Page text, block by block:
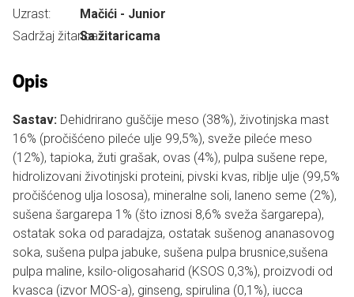
Uzrast:
Mačići - Junior
Sadržaj žitarica:Sa žitaricama
Opis
Sastav: Dehidrirano guščije meso (38%), životinjska mast
16% (pročišćeno pileće ulje 99,5%), sveže pileće meso
(12%), tapioka, žuti grašak, ovas (4%), pulpa sušene repe,
hidrolizovani životinjski proteini, pivski kvas, riblje ulje (99,5%
pročišćenog ulja lososa), mineralne soli, laneno seme (2%),
sušena šargarepa 1% (što iznosi 8,6% sveža šargarepa),
ostatak soka od paradajza, ostatak sušenog ananasovog
soka, sušena pulpa jabuke, sušena pulpa brusnice,sušena
pulpa maline, ksilo-oligosaharid (KSOS 0,3%), proizvodi od
kvasca (izvor MOS-a), ginseng, spirulina (0,1%), iucca